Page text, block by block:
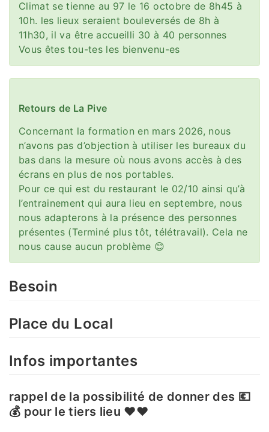
Climat se tienne au 97 le 16 octobre de 8h45 à
10h. les lieux seraient bouleversés de 8h à
11h30, il va être accueilli 30 à 40 personnes
Vous êtes tou-tes les bienvenu-es
Retours de La Pive
Concernant la formation en mars 2026, nous
n’avons pas d’objection à utiliser les bureaux du
bas dans la mesure où nous avons accès à des
écrans en plus de nos portables.
Pour ce qui est du restaurant le 02/10 ainsi qu’à
l’entrainement qui aura lieu en septembre, nous
nous adapterons à la présence des personnes
présentes (Terminé plus tôt, télétravail). Cela ne
nous cause aucun problème 😊
Besoin
Place du Local
Infos importantes
rappel de la possibilité de donner des 💶
💰 pour le tiers lieu ♥️♥️